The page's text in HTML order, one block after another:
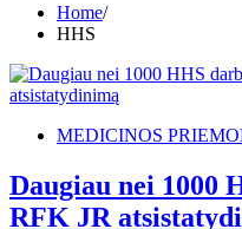
Home
HHS
MEDICINOS
Daugiau nei 1000
RFK JR